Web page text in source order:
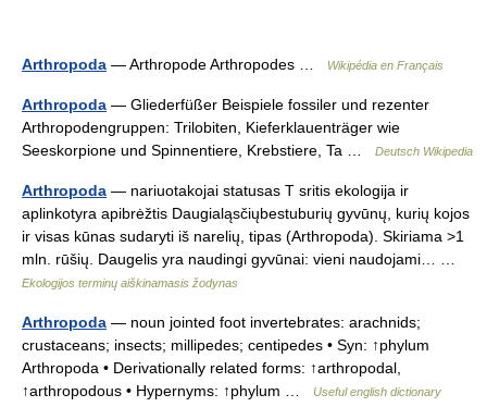
Arthropoda — Arthropode Arthropodes … Wikipédia en Français
Arthropoda — Gliederfüßer Beispiele fossiler und rezenter
Arthropodengruppen: Trilobiten, Kieferklauenträger wie
Seeskorpione und Spinnentiere, Krebstiere, Ta …
Deutsch Wikipedia
Arthropoda — nariuotakojai statusas T sritis ekologija ir
aplinkotyra apibrėžtis Daugialąsčiųbestuburių gyvūnų, kurių kojos
ir visas kūnas sudaryti iš narelių, tipas (Arthropoda). Skiriama >1
mln. rūšių. Daugelis yra naudingi gyvūnai: vieni naudojami… …
Ekologijos terminų aiškinamasis žodynas
Arthropoda — noun jointed foot invertebrates: arachnids;
crustaceans; insects; millipedes; centipedes • Syn: ↑phylum
Arthropoda • Derivationally related forms: ↑arthropodal,
↑arthropodous • Hypernyms: ↑phylum …
Useful english dictionary